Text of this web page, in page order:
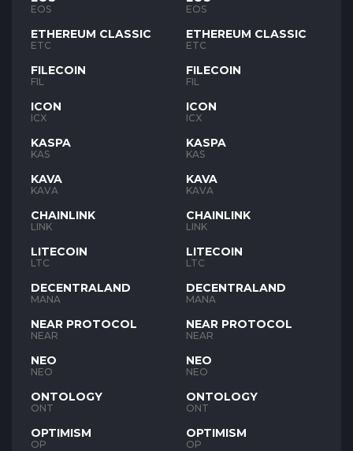
EOS
ETHEREUM CLASSIC
ETC
FILECOIN
FIL
ICON
ICX
KASPA
KAS
KAVA
KAVA
CHAINLINK
LINK
LITECOIN
LTC
DECENTRALAND
MANA
NEAR PROTOCOL
NEAR
NEO
NEO
ONTOLOGY
ONT
OPTIMISM
OP
EOS
ETHEREUM CLASSIC
ETC
FILECOIN
FIL
ICON
ICX
KASPA
KAS
KAVA
KAVA
CHAINLINK
LINK
LITECOIN
LTC
DECENTRALAND
MANA
NEAR PROTOCOL
NEAR
NEO
NEO
ONTOLOGY
ONT
OPTIMISM
OP